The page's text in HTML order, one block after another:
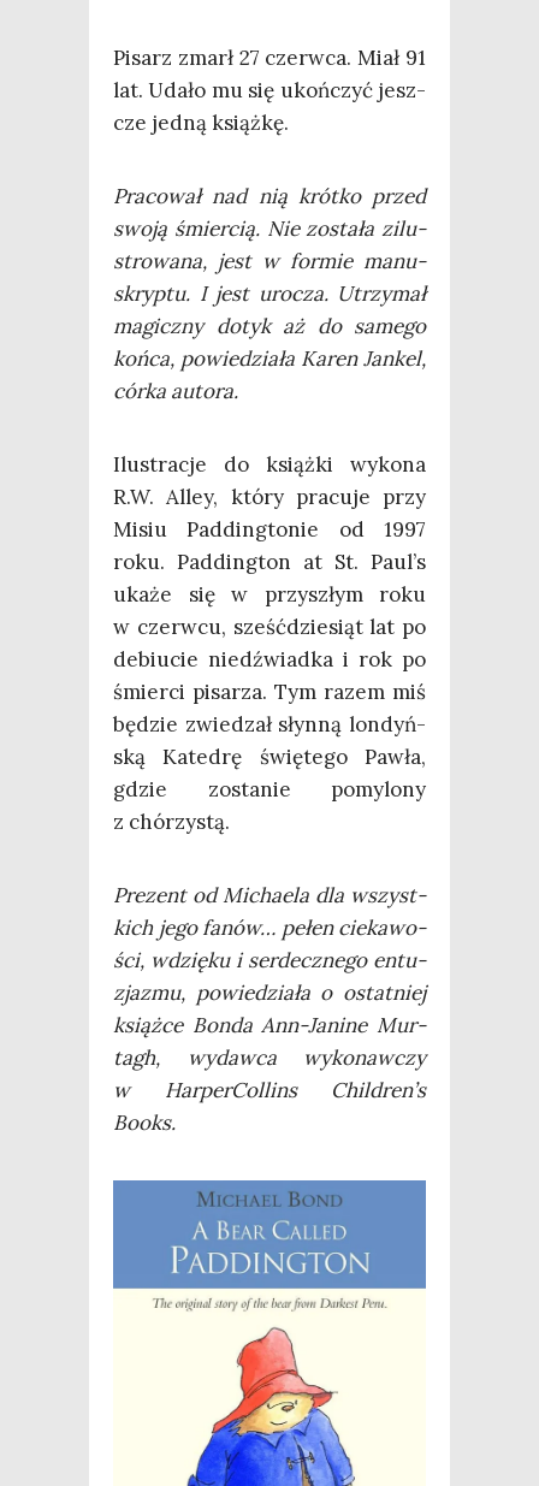
Pisarz zmarł 27 czerw­ca. Miał 91
lat. Uda­ło mu się ukoń­czyć jesz­
cze jed­ną książkę.
Pra­co­wał nad nią krót­ko przed
swo­ją śmier­cią. Nie zosta­ła zilu­
stro­wa­na, jest w for­mie manu­
skryp­tu. I jest uro­cza. Utrzy­mał
magicz­ny dotyk aż do same­go
koń­ca, powie­dzia­ła Karen Jan­kel,
cór­ka autora.
Ilu­stra­cje do książ­ki wyko­na
R.W. Alley, któ­ry pra­cu­je przy
Misiu Pad­ding­to­nie od 1997
roku. Pad­ding­ton at St. Paul’s
uka­że się w przy­szłym roku
w czerw­cu, sześć­dzie­siąt lat po
debiu­cie niedź­wiad­ka i rok po
śmier­ci pisa­rza. Tym razem miś
będzie zwie­dzał słyn­ną lon­dyń­
ską Kate­drę świę­te­go Paw­ła,
gdzie zosta­nie pomy­lo­ny
z chórzystą.
Pre­zent od Micha­ela dla wszyst­
kich jego fanów… pełen cie­ka­wo­
ści, wdzię­ku i ser­decz­ne­go entu­
zja­zmu, powie­dzia­ła o ostat­niej
książ­ce Bon­da Ann-Jani­ne Mur­
tagh, wydaw­ca wyko­naw­czy
w Har­per­Col­lins Children’s
Books.